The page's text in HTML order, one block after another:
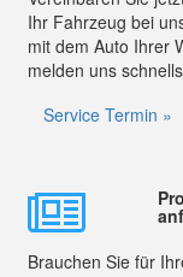
Ihr Fahrzeug bei
mit dem Auto Ihrer
melden uns
Service Termin »
Brauchen Sie für